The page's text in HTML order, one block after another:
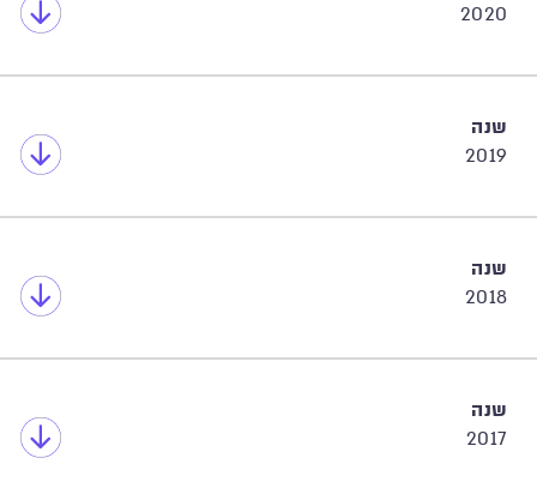
2020
שנה
2019
שנה
2018
שנה
2017